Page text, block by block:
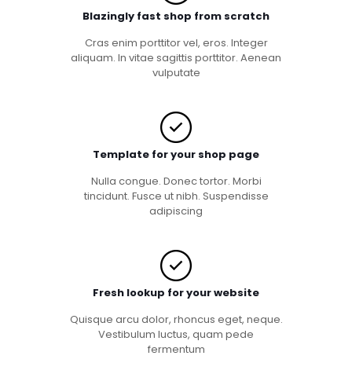
Blazingly fast shop from scratch
Cras enim porttitor vel, eros. Integer
aliquam. In vitae sagittis porttitor. Aenean
vulputate
Template for your shop page
Nulla congue. Donec tortor. Morbi
tincidunt. Fusce ut nibh. Suspendisse
adipiscing
Fresh lookup for your website
Quisque arcu dolor, rhoncus eget, neque.
Vestibulum luctus, quam pede
fermentum